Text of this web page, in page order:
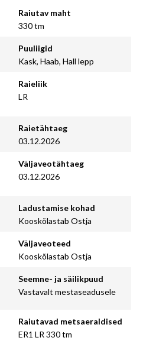
Raiutav maht
330 tm
Puuliigid
Kask, Haab, Hall lepp
Raieliik
LR
Raietähtaeg
03.12.2026
Väljaveotähtaeg
03.12.2026
Ladustamise kohad
Kooskõlastab Ostja
Väljaveoteed
Kooskõlastab Ostja
Seemne- ja säilikpuud
Vastavalt mestaseadusele
Raiutavad metsaeraldised
ER1 LR 330 tm